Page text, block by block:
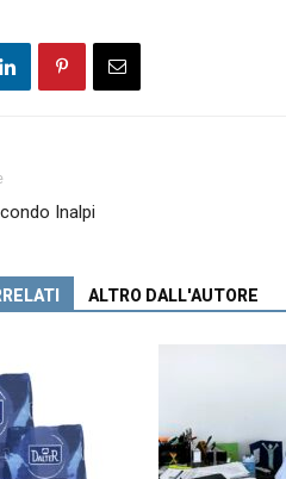
Inalpi
ALTRO DALL'AUTORE